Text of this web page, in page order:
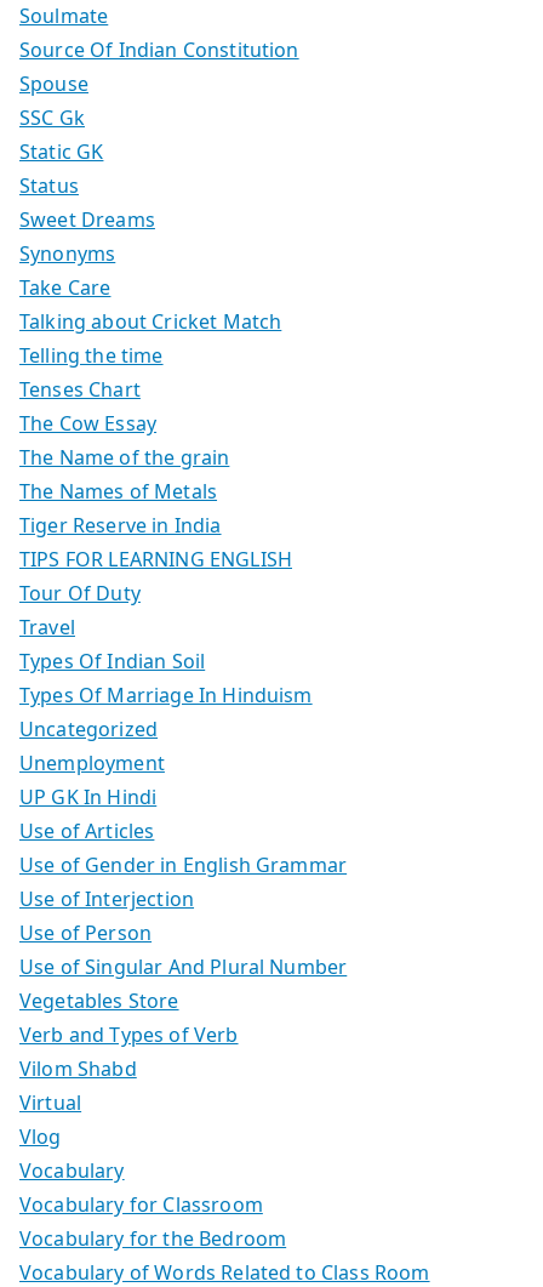
Soulmate
Source Of Indian Constitution
Spouse
SSC Gk
Static GK
Status
Sweet Dreams
Synonyms
Take Care
Talking about Cricket Match
Telling the time
Tenses Chart
The Cow Essay
The Name of the grain
The Names of Metals
Tiger Reserve in India
TIPS FOR LEARNING ENGLISH
Tour Of Duty
Travel
Types Of Indian Soil
Types Of Marriage In Hinduism
Uncategorized
Unemployment
UP GK In Hindi
Use of Articles
Use of Gender in English Grammar
Use of Interjection
Use of Person
Use of Singular And Plural Number
Vegetables Store
Verb and Types of Verb
Vilom Shabd
Virtual
Vlog
Vocabulary
Vocabulary for Classroom
Vocabulary for the Bedroom
Vocabulary of Words Related to Class Room